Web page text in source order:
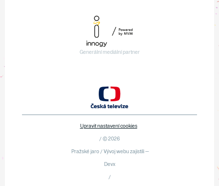
Generální mediální partner
Upravit nastavení cookies
/ © 2026
Pražské jaro / Vývoj webu zajistili —
Devx
/